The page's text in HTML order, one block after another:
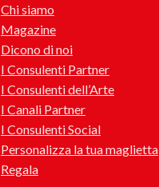
Chi siamo
Magazine
Dicono di noi
I Consulenti Partner
I Consulenti dell’Arte
I Canali Partner
I Consulenti Social
Personalizza la tua maglietta
Regala